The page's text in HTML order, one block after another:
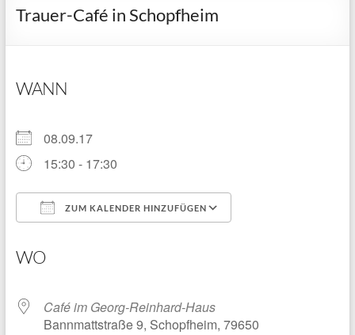
Trauer-Café in Schopfheim
WANN
08.09.17
15:30 - 17:30
ZUM KALENDER HINZUFÜGEN
WO
Café im Georg-Reinhard-Haus
Bannmattstraße 9, Schopfheim, 79650